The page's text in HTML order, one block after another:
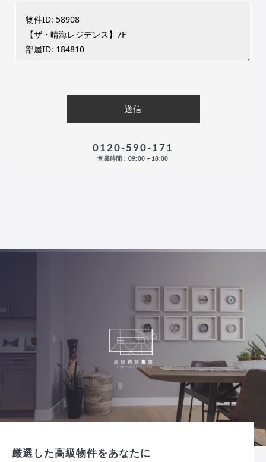
0120-590-171
営業時間：09:00 ~ 18:00
厳選した高級物件をあなたに